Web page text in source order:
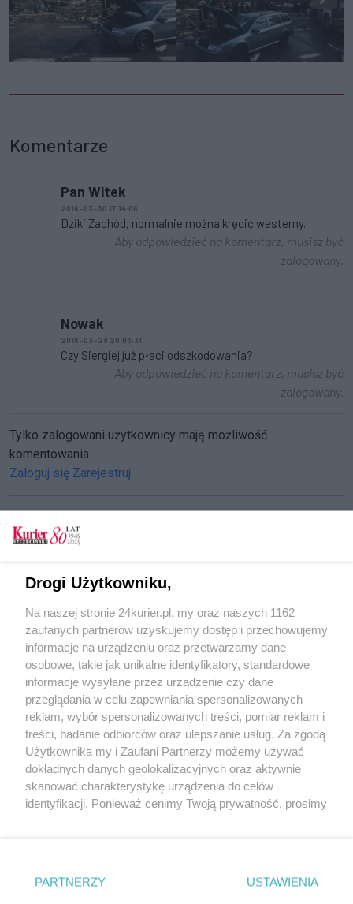
Komentarze
Pan Witek
2016-03-30 17:14:06
Dziki Zachód, normalnie można kręcić westerny.
Aby odpowiedzieć na komentarz, musisz być
zalogowany.
Nowak
2016-03-29 20:03:31
Czy Siergiej już płaci odszkodowania?
Aby odpowiedzieć na komentarz, musisz być
zalogowany.
Tylko zalogowani użytkownicy mają możliwość
komentowania
Zaloguj się Zarejestruj
Płonęły trawy
Pożar w Jeziorkach
Altanka w ogniu
POGODA
29℃
Zobacz prognozę na 3 dni
Copyright © 2022 Kurier Szczeciński sp. z o.o.
Wszelkie prawa zastrzeżone
Drogi Użytkowniku,
Na naszej stronie 24kurier.pl, my oraz naszych 1162
zaufanych partnerów uzyskujemy dostęp i przechowujemy
informacje na urządzeniu oraz przetwarzamy dane
osobowe, takie jak unikalne identyfikatory, standardowe
informacje wysyłane przez urządzenie czy dane
przeglądania w celu zapewniania spersonalizowanych
reklam, wybór spersonalizowanych treści, pomiar reklam i
treści, badanie odbiorców oraz ulepszanie usług. Za zgodą
Użytkownika my i Zaufani Partnerzy możemy używać
dokładnych danych geolokalizacyjnych oraz aktywnie
skanować charakterystykę urządzenia do celów
identyfikacji. Ponieważ cenimy Twoją prywatność, prosimy
prywatności znajdujący się w lewym dolnym rogu strony
. Niektóre rodzaje przetwarzania danych nie wymagają
PARTNERZY USTAWIENIA